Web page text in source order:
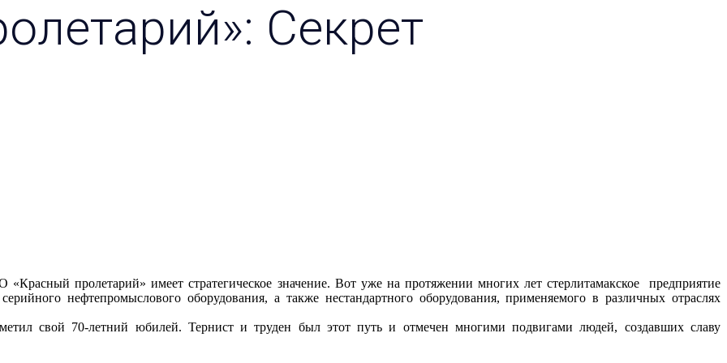
Секрет
пролетарий» имеет стратегическое значение. Вот уже на протяжении многих лет стерлитамакское предприятие
нефтепромыслового оборудования, а также нестандартного оборудования, применяемого в различных отраслях
свой 70-летний юбилей. Тернист и труден был этот путь и отмечен многими подвигами людей, создавших славу